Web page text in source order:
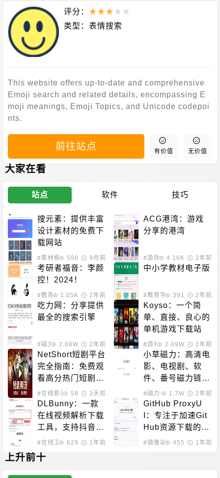
评分： ★★★ ★ ★
类型： 表情搜索
This website offers up-to-date and comprehensive
Emoji search and related details, encompassing E
moji meanings, Emoji Topics, and Unicode codepoi
nts.
前往站点 有价值 无价值
大家在看
站点 软件 技巧
搜元素：提供丰富
设计素材的免费下
载网站
#素材模板 598 9月前
ACG港湾：游戏
分享的港湾
#游戏下载4.16K 2年前
考研者福音：李颜
控！2024！
#教育学习1.05K 2年前
中小学教材电子版
#教育学习391 2年前
吃力网：分享提供
最全的搜索引擎
#磁力搜索2.68W 2年前
Koyso：一个简
单、直接、良心的
单机游戏下载站
#游戏下载2.09W 2年前
NetShort短剧平台
完全指南：免费观
看高分热门短剧的
最佳选择
#在线影音 58 3天前
小草磁力：高清电
影、电视剧、软
件、番号磁力链接
搜索引擎
#磁力搜索1.7W 2年前
DLBunny：一款
在线视频解析下载
工具，支持抖音、
快手、Youtube、
TikTok等视频平台
#在线工具 629 1年前
GitHub ProxyU
I：专注于加速Git
Hub资源下载的公
益服务平台
#镜像站点455 1年前
上升前十